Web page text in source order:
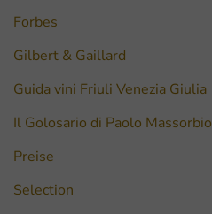
Forbes
Gilbert & Gaillard
Guida vini Friuli Venezia Giulia
Il Golosario di Paolo Massorbio
Preise
Selection